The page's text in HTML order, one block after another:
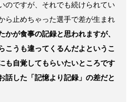
のですが、それでも続けられてい
ら止めちゃった選手で差が生まれ
かが食事の記録と思われますが、
こうも違ってくるんだよというこ
も自覚してもらいたいところです
話した「記憶より記録」の差だと